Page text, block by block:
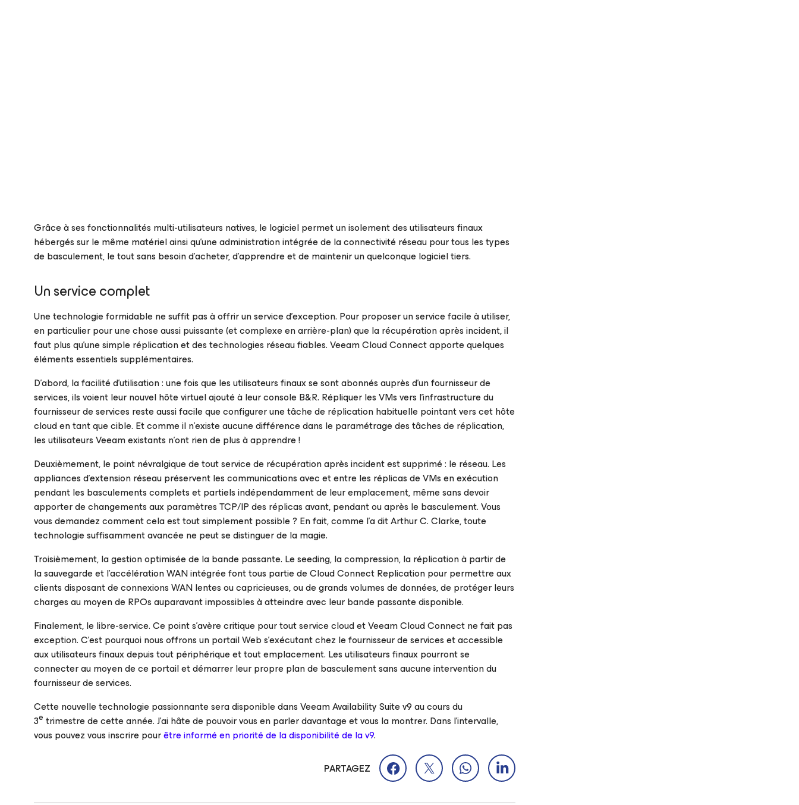
Grâce à ses fonctionnalités multi-utilisateurs natives, le logiciel permet un isolement des utilisateurs finaux
hébergés sur le même matériel ainsi qu’une administration intégrée de la connectivité réseau pour tous les types
de basculement, le tout sans besoin d’acheter, d’apprendre et de maintenir un quelconque logiciel tiers.
Un service complet
Une technologie formidable ne suffit pas à offrir un service d’exception. Pour proposer un service facile à utiliser,
en particulier pour une chose aussi puissante (et complexe en arrière-plan) que la récupération après incident, il
faut plus qu’une simple réplication et des technologies réseau fiables. Veeam Cloud Connect apporte quelques
éléments essentiels supplémentaires.
D’abord, la facilité d’utilisation : une fois que les utilisateurs finaux se sont abonnés auprès d’un fournisseur de
services, ils voient leur nouvel hôte virtuel ajouté à leur console B&R. Répliquer les VMs vers l’infrastructure du
fournisseur de services reste aussi facile que configurer une tâche de réplication habituelle pointant vers cet hôte
cloud en tant que cible. Et comme il n’existe aucune différence dans le paramétrage des tâches de réplication,
les utilisateurs Veeam existants n’ont rien de plus à apprendre !
Deuxièmement, le point névralgique de tout service de récupération après incident est supprimé : le réseau. Les
appliances d’extension réseau préservent les communications avec et entre les réplicas de VMs en exécution
pendant les basculements complets et partiels indépendamment de leur emplacement, même sans devoir
apporter de changements aux paramètres TCP/IP des réplicas avant, pendant ou après le basculement. Vous
vous demandez comment cela est tout simplement possible ? En fait, comme l’a dit Arthur C. Clarke, toute
technologie suffisamment avancée ne peut se distinguer de la magie.
Troisièmement, la gestion optimisée de la bande passante. Le seeding, la compression, la réplication à partir de
la sauvegarde et l’accélération WAN intégrée font tous partie de Cloud Connect Replication pour permettre aux
clients disposant de connexions WAN lentes ou capricieuses, ou de grands volumes de données, de protéger leurs
charges au moyen de RPOs auparavant impossibles à atteindre avec leur bande passante disponible.
Finalement, le libre-service. Ce point s’avère critique pour tout service cloud et Veeam Cloud Connect ne fait pas
exception. C’est pourquoi nous offrons un portail Web s’exécutant chez le fournisseur de services et accessible
aux utilisateurs finaux depuis tout périphérique et tout emplacement. Les utilisateurs finaux pourront se
connecter au moyen de ce portail et démarrer leur propre plan de basculement sans aucune intervention du
fournisseur de services.
Cette nouvelle technologie passionnante sera disponible dans Veeam Availability Suite v9 au cours du
3e trimestre de cette année. J’ai hâte de pouvoir vous en parler davantage et vous la montrer. Dans l’intervalle,
vous pouvez vous inscrire pourêtre informé en priorité de la disponibilité de la v9.
PARTAGEZ